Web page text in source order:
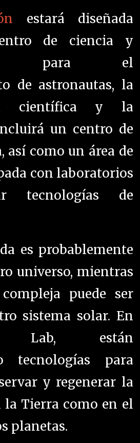
estará diseñada
de ciencia y
para el
de astronautas, la
científica y la
un centro de
así como un área de
con laboratorios
tecnologías de
es probablemente
universo, mientras
puede ser
sistema solar. En
Lab, están
tecnologías para
y regenerar la
Tierra como en el
planetas.